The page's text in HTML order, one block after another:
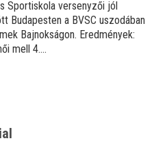
Sportiskola versenyzői jól
Budapesten a BVSC uszodában
Bajnokságon. Eredmények:
mell 4....